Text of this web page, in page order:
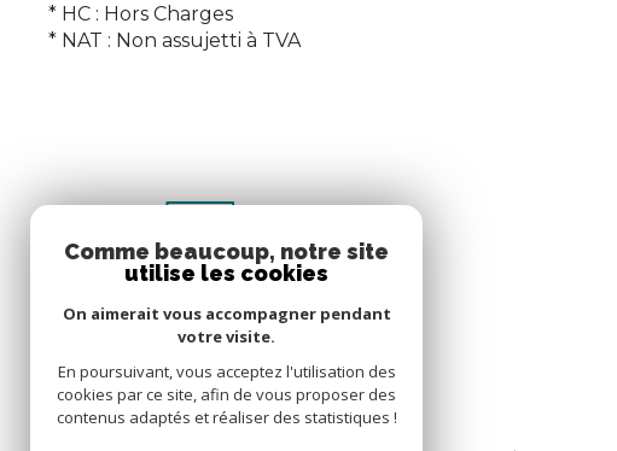
* HC : Hors Charges
* NAT : Non assujetti à TVA
Comme beaucoup, notre site
utilise les cookies
On aimerait vous accompagner pendant
votre visite.
En poursuivant, vous acceptez l'utilisation des
cookies par ce site, afin de vous proposer des
contenus adaptés et réaliser des statistiques !